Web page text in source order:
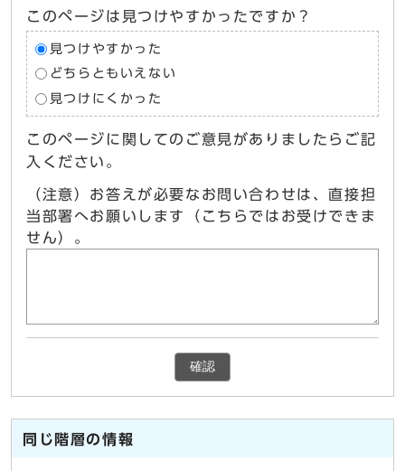
このページは見つけやすかったですか？
見つけやすかった
どちらともいえない
見つけにくかった
このページに関してのご意見がありましたらご記
入ください。
（注意）お答えが必要なお問い合わせは、直接担
当部署へお願いします（こちらではお受けできま
せん）。
確認
同じ階層の情報